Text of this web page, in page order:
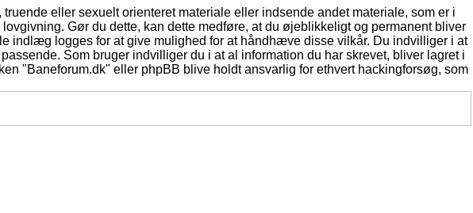
eller sexuelt orienteret materiale eller indsende andet materiale, som er i
Gør du dette, kan dette medføre, at du øjeblikkeligt og permanent bliver
indlæg logges for at give mulighed for at håndhæve disse vilkår. Du indvilliger i at
Som bruger indvilliger du i at al information du har skrevet, bliver lagret i
"Baneforum.dk" eller phpBB blive holdt ansvarlig for ethvert hackingforsøg, som